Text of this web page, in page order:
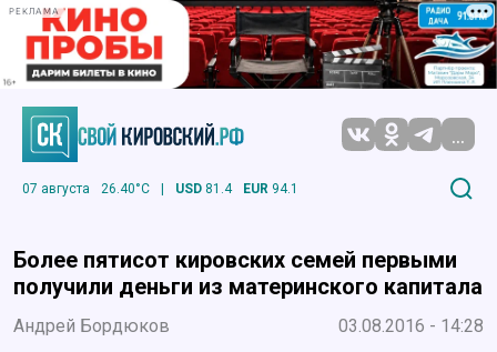
РЕКЛАМА
...
07 августа 26.40°C | USD 81.4 EUR 94.1
Более пятисот кировских семей первыми
получили деньги из материнского капитала
Андрей Бордюков 03.08.2016 - 14:28